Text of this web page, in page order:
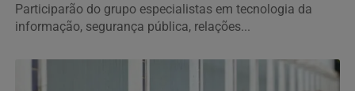
Participarão do grupo especialistas em tecnologia da
informação, segurança pública, relações...